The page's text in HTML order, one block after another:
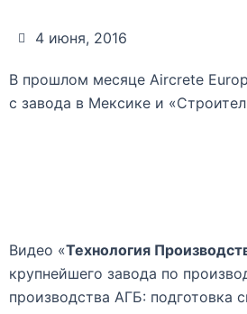
4 июня, 2016
В прошлом месяце Aircrete
с завода в Мексике и
Видео «Технология
крупнейшего завода по
производства АГБ: подготовка